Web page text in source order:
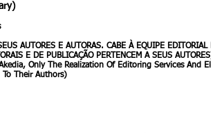
AUTORES E AUTORAS. CABE À EQUIPE
E DE PUBLICAÇÃO PERTENCEM A SEUS
Only The Realization Of Editoring Services And
Their Authors)